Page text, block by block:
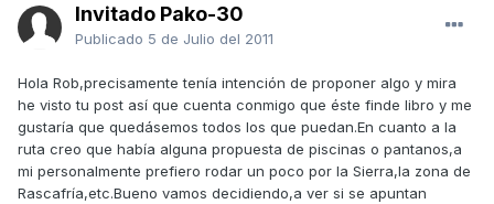
Invitado Pako-30
Publicado 5 de Julio del 2011
Hola Rob,precisamente tenía intención de proponer algo y mira
he visto tu post así que cuenta conmigo que éste finde libro y me
gustaría que quedásemos todos los que puedan.En cuanto a la
ruta creo que había alguna propuesta de piscinas o pantanos,a
mi personalmente prefiero rodar un poco por la Sierra,la zona de
Rascafría,etc.Bueno vamos decidiendo,a ver si se apuntan